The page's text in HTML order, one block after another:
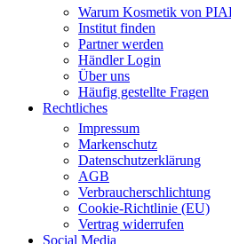
Warum Kosmetik von
Institut finden
Partner werden
Händler Login
Über uns
Häufig gestellte Fragen
Rechtliches
Impressum
Markenschutz
Datenschutzerklärung
AGB
Verbraucherschlichtung
Cookie-Richtlinie (EU)
Vertrag widerrufen
Social Media